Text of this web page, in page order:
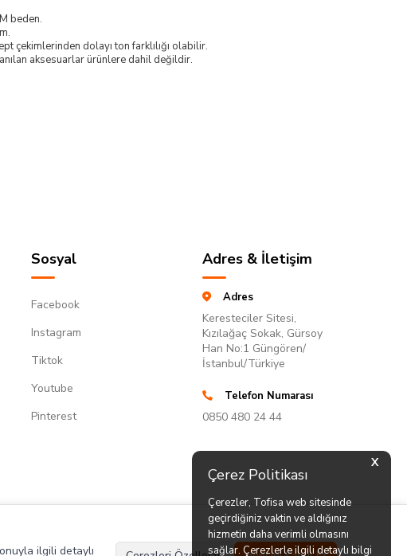
X
Çerez Politikası
Çerezler, Tofisa web sitesinde
geçirdiğiniz vaktin ve aldığınız
hizmetin daha verimli olmasını
sağlar. Çerezlerle ilgili detaylı bilgi
beden.
çekimlerinden dolayı ton farklılığı olabilir.
aksesuarlar ürünlere dahil değildir.
Sosyal
Facebook
Instagram
Tiktok
Youtube
Pinterest
Adres & İletişim
Adres
Keresteciler Sitesi,
Kızılağaç Sokak, Gürsoy
Han No:1 Güngören/
İstanbul/Türkiye
Telefon Numarası
0850 480 24 44
ilgili detaylı